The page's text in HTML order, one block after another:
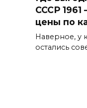
СССР 1961
цены по
Наверное, у
остались